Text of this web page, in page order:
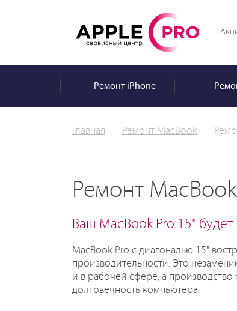
РемонтiPhone
Главная — Ремонт MacBook—
Ремонт
Ваш MacBook Pro 15"
MacBook Pro с диагональю 15"
производительности. Это
и в рабочей сфере, а производство
долговечность компьютера.